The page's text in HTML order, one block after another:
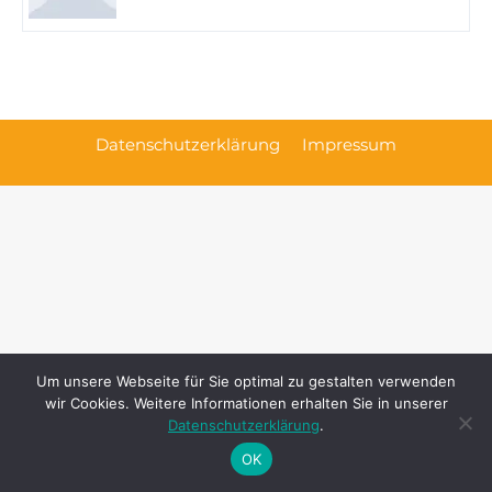
Datenschutzerklärung Impressum
Um unsere Webseite für Sie optimal zu gestalten verwenden
wir Cookies. Weitere Informationen erhalten Sie in unserer
Datenschutzerklärung.
OK